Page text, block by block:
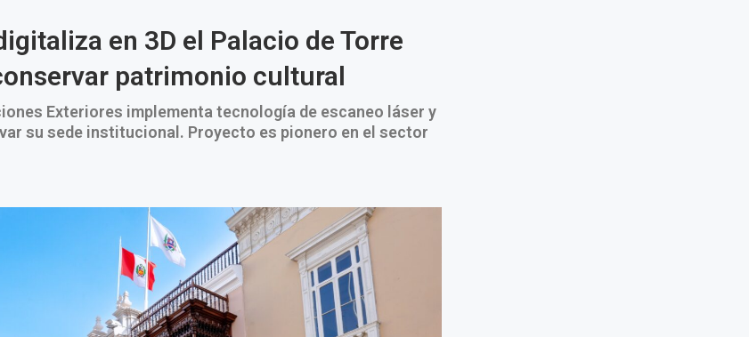
en 3D el Palacio de Torre
patrimonio cultural
Exteriores implementa tecnología de escaneo láser y
su sede institucional. Proyecto es pionero en el sector